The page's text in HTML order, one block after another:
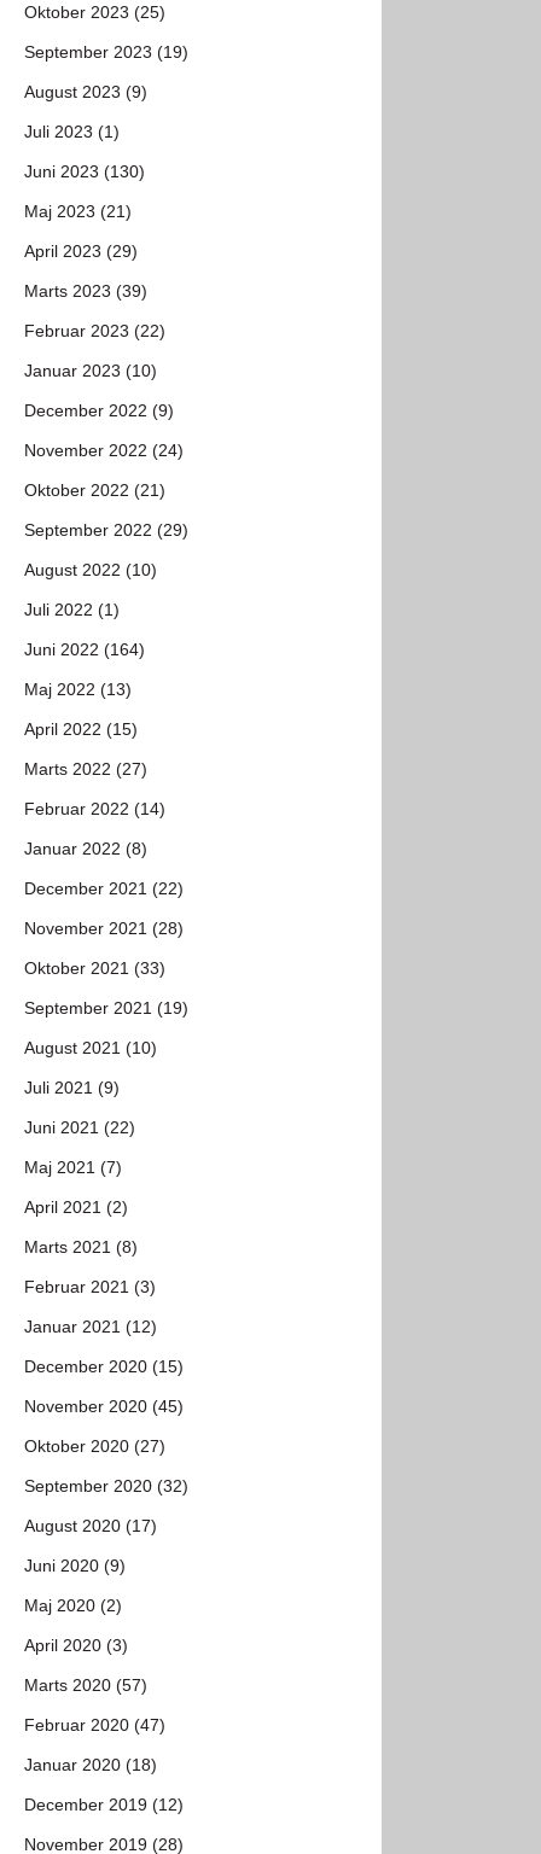
Oktober 2023 (25)
September 2023 (19)
August 2023 (9)
Juli 2023 (1)
Juni 2023 (130)
Maj 2023 (21)
April 2023 (29)
Marts 2023 (39)
Februar 2023 (22)
Januar 2023 (10)
December 2022 (9)
November 2022 (24)
Oktober 2022 (21)
September 2022 (29)
August 2022 (10)
Juli 2022 (1)
Juni 2022 (164)
Maj 2022 (13)
April 2022 (15)
Marts 2022 (27)
Februar 2022 (14)
Januar 2022 (8)
December 2021 (22)
November 2021 (28)
Oktober 2021 (33)
September 2021 (19)
August 2021 (10)
Juli 2021 (9)
Juni 2021 (22)
Maj 2021 (7)
April 2021 (2)
Marts 2021 (8)
Februar 2021 (3)
Januar 2021 (12)
December 2020 (15)
November 2020 (45)
Oktober 2020 (27)
September 2020 (32)
August 2020 (17)
Juni 2020 (9)
Maj 2020 (2)
April 2020 (3)
Marts 2020 (57)
Februar 2020 (47)
Januar 2020 (18)
December 2019 (12)
November 2019 (28)